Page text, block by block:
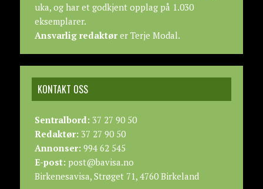
uka, og har et godkjent opplag på 1.030
eksemplarer.
Ansvarlig redaktører Terje Modal.
KONTAKT OSS
Sentralbord:37 27 90 50
Redaktør:37 27 90 50
Annonser:994 62 545
E-post:post@bavisa.no
Birkenesavisa, Strøget 71, 4760 Birkeland